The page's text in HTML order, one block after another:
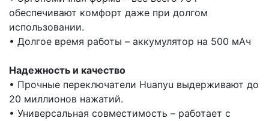
обеспечивают комфорт даже при долгом
использовании.
• Долгое время работы – аккумулятор на 500 мАч
Надежность и качество
• Прочные переключатели Huanyu выдерживают до
20 миллионов нажатий.
• Универсальная совместимость – работает с